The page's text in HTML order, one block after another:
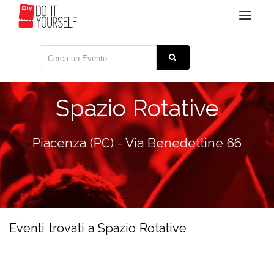
Toggle
Spazio Rotative
Piacenza (PC) - Via Benedettine 66
Eventi trovati a Spazio Rotative